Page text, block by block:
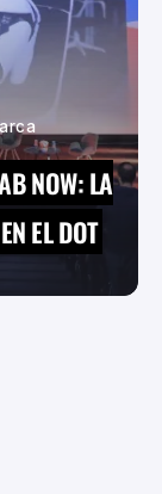
NOW: LA
EL DOT